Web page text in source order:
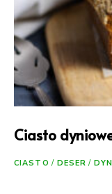
Ciasto
CIASTO / DESER /